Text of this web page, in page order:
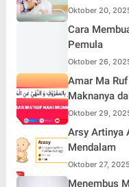
Oktober 20,
Cara
Pemula
Oktober 26,
Amar Ma
Maknanya
Oktober 29,
Arsy Artinya
Mendalam
Oktober 27, 2025
Menembus